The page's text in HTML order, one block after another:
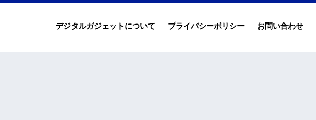
デジタルガジェットについて プライバシーポリシー お問い合わせ